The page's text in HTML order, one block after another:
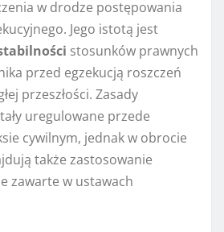
w drodze postępowania
Jego istotą jest
stosunków prawnych
przed egzekucją roszczeń
przeszłości. Zasady
uregulowane przede
cywilnym, jednak w obrocie
także zastosowanie
zawarte w ustawach